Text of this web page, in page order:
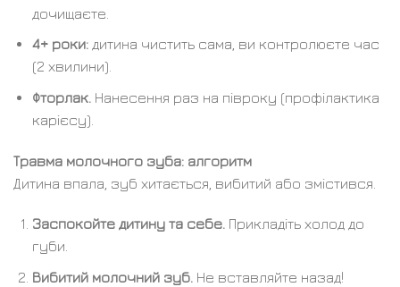
дочищаєте.
4+ роки:дитина чистить сама, ви контролюєте час
(2 хвилини).
Фторлак.Нанесення раз на півроку (профілактика
карієсу).
Травма молочного зуба: алгоритм
Дитина впала, зуб хитається, вибитий або змістився.
Заспокойте дитину та себе.Прикладіть холод до
губи.
Вибитий молочний зуб.Не вставляйте назад!